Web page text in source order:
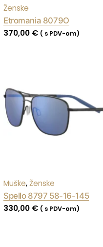
Ženske
Etromania 8079O
370,00 € ( s PDV-om)
Muške,Ženske
Spello 8797 58-16-145
330,00 € ( s PDV-om)